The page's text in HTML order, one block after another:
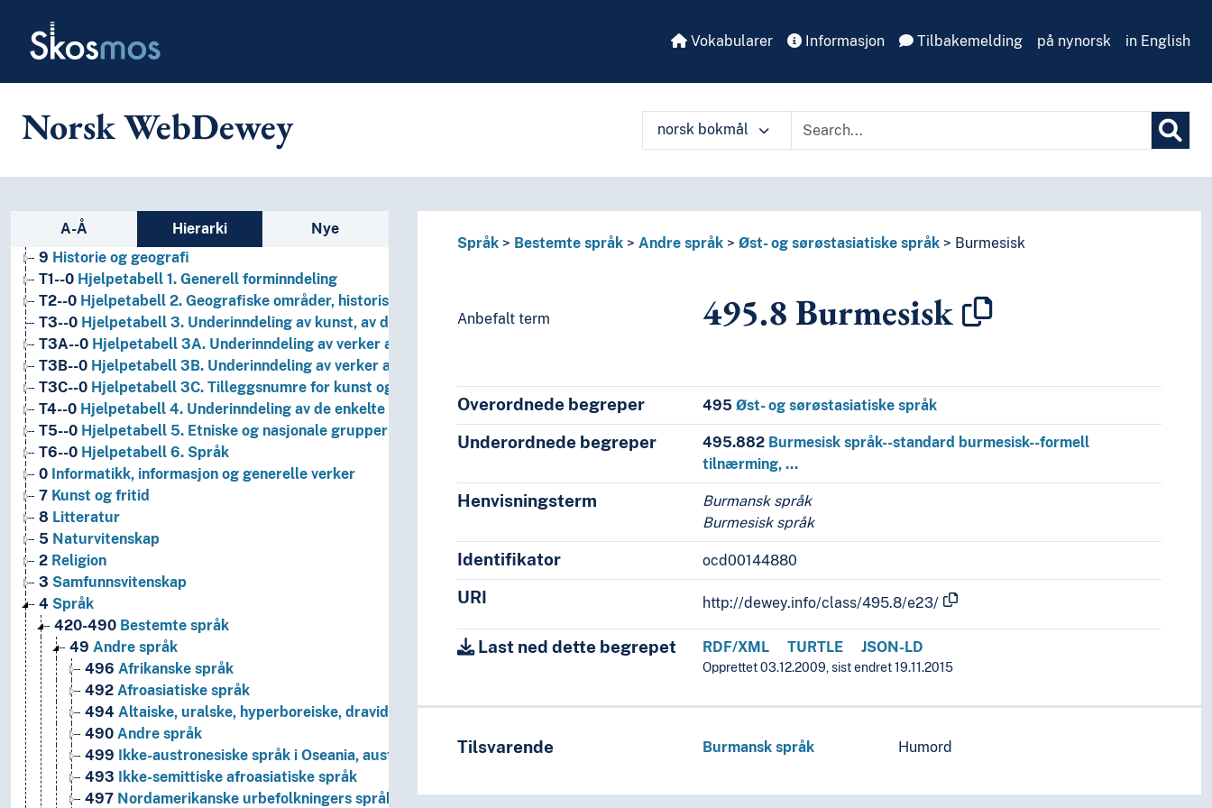
Skosmos Vokabularer Informasjon Tilbakemelding på nynorsk in English
Norsk WebDewey norsk bokmål
Sidefelt: navigér i vokabularet på ulike måter
A-Å Hierarki Nye
Filosofi og psykologi
9 Historie og geografi
T1--0 Hjelpetabell 1. Generell forminndeling
T2--0 Hjelpetabell 2. Geografiske områder, historiske perioder, biografier
T3--0 Hjelpetabell 3. Underinndeling av kunst, av de enkelte språks litteraturer, av bestemte litterære former
T3A--0 Hjelpetabell 3A. Underinndeling av verker av eller om de enkelte forfattere
T3B--0 Hjelpetabell 3B. Underinndeling av verker av eller om mer enn én forfatter
T3C--0 Hjelpetabell 3C. Tilleggsnumre for kunst og litteratur
T4--0 Hjelpetabell 4. Underinndeling av de enkelte språk og språkgrupper
T5--0 Hjelpetabell 5. Etniske og nasjonale grupper
T6--0 Hjelpetabell 6. Språk
0 Informatikk, informasjon og generelle verker
7 Kunst og fritid
8 Litteratur
5 Naturvitenskap
2 Religion
3 Samfunnsvitenskap
4 Språk
420-490 Bestemte språk
49 Andre språk
496 Afrikanske språk
492 Afroasiatiske språk
494 Altaiske, uralske, hyperboreiske, dravidiske språk, diverse sørasiatiske språk
490 Andre språk
499 Ikke-austronesiske språk i Oseania, austronesiske språk, diverse språk
493 Ikke-semittiske afroasiatiske språk
497 Nordamerikanske urbefolkningers språk
Språk Bestemte språk Andre språk Øst- og sørøstasiatiske språk Burmesisk
Anbefalt term 495.8Burmesisk
Overordnede begreper 495Øst- og sørøstasiatiske språk
Underordnede begreper 495.882 Burmesisk språk--standard burmesisk--formell
tilnærming, …
Henvisningsterm
Burmansk språk
Burmesisk språk
Identifikator ocd00144880
URI http://dewey.info/class/495.8/e23/
Last ned dette begrepet RDF/XML TURTLE JSON-LD
Opprettet 03.12.2009, sist endret 19.11.2015
Tilsvarende Burmansk språk Humord